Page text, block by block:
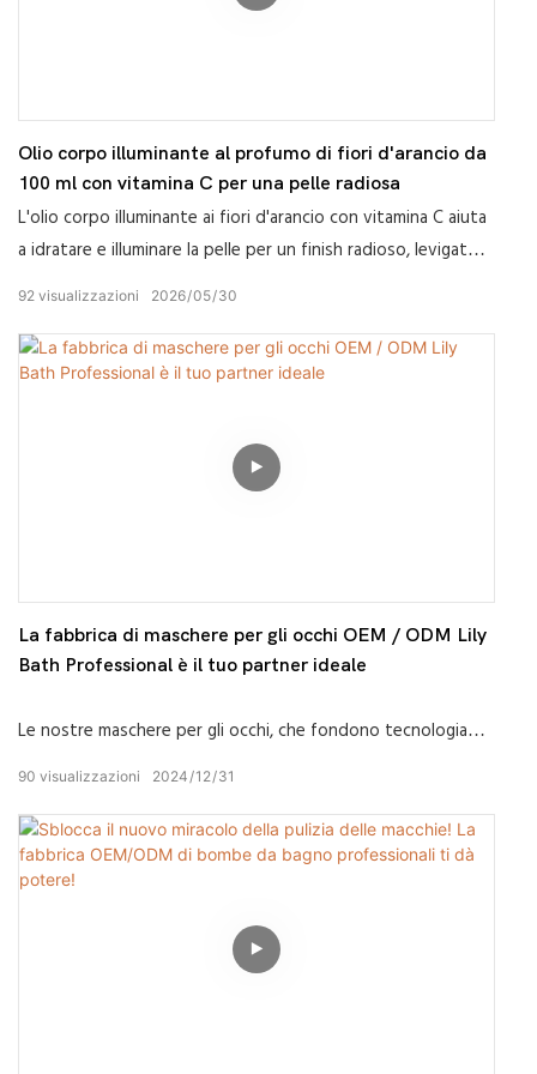
Olio corpo illuminante al profumo di fiori d'arancio da
100 ml con vitamina C per una pelle radiosa
L'olio corpo illuminante ai fiori d'arancio con vitamina C aiuta
a idratare e illuminare la pelle per un finish radioso, levigato e
2026 05 30
92 visualizzazioni
La fabbrica di maschere per gli occhi OEM / ODM Lily
Bath Professional è il tuo partner ideale
Le nostre maschere per gli occhi, che fondono tecnologia
all'avanguardia con ingredienti naturali e preziosi, sono state
Che si tratti di occhi gonfi dopo essere rimasti svegli tutta
la notte, secchezza e affaticamento causati dall'uso
prolungato degli occhi, o linee sottili e occhiaie lasciate dagli
anni, tutto può essere significativamente migliorato.
2024 12 31
90 visualizzazioni